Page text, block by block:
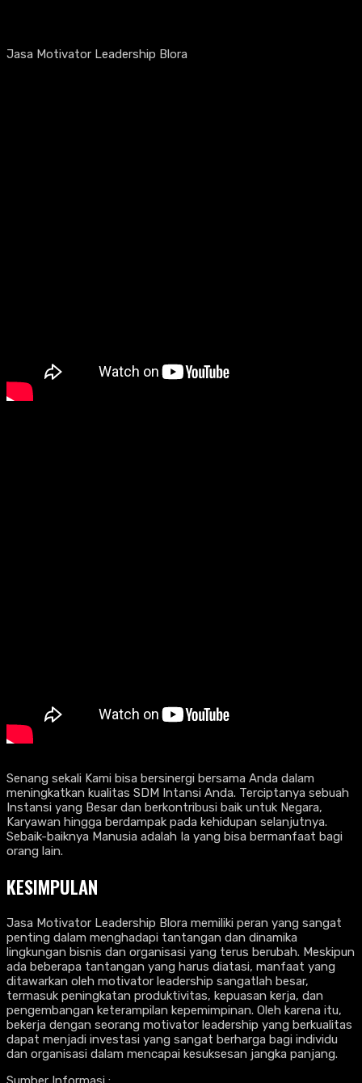
Jasa Motivator Leadership Blora
Senang sekali Kami bisa bersinergi bersama Anda dalam
meningkatkan kualitas SDM Intansi Anda. Terciptanya sebuah
Instansi yang Besar dan berkontribusi baik untuk Negara,
Karyawan hingga berdampak pada kehidupan selanjutnya.
Sebaik-baiknya Manusia adalah Ia yang bisa bermanfaat bagi
orang lain.
KESIMPULAN
Jasa Motivator Leadership Blora memiliki peran yang sangat
penting dalam menghadapi tantangan dan dinamika
lingkungan bisnis dan organisasi yang terus berubah. Meskipun
ada beberapa tantangan yang harus diatasi, manfaat yang
ditawarkan oleh motivator leadership sangatlah besar,
termasuk peningkatan produktivitas, kepuasan kerja, dan
pengembangan keterampilan kepemimpinan. Oleh karena itu,
bekerja dengan seorang motivator leadership yang berkualitas
dapat menjadi investasi yang sangat berharga bagi individu
dan organisasi dalam mencapai kesuksesan jangka panjang.